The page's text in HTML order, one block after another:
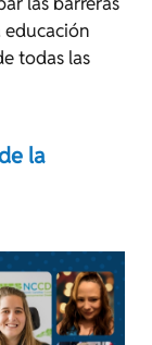
educación
todas las
la